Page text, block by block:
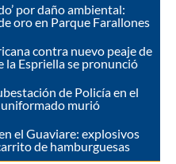
por daño ambiental:
oro en Parque Farallones
contra nuevo peaje de
Espriella se pronunció
de Policía en el
murió
el Guaviare: explosivos
de hamburguesas